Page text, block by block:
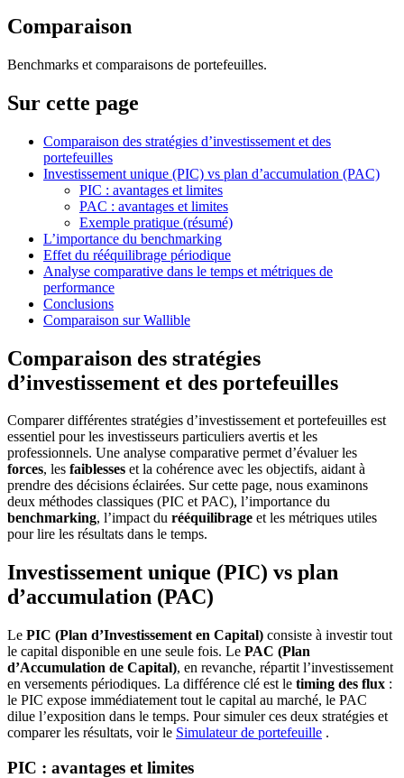
Comparaison
Benchmarks et comparaisons de portefeuilles.
Sur cette page
Comparaison des stratégies d’investissement et des
portefeuilles
Investissement unique (PIC) vs plan d’accumulation (PAC)
PIC : avantages et limites
PAC : avantages et limites
Exemple pratique (résumé)
L’importance du benchmarking
Effet du rééquilibrage périodique
Analyse comparative dans le temps et métriques de
performance
Conclusions
Comparaison sur Wallible
Comparaison des stratégies
d’investissement et des portefeuilles
Comparer différentes stratégies d’investissement et portefeuilles est
essentiel pour les investisseurs particuliers avertis et les
professionnels. Une analyse comparative permet d’évaluer les
forces, les faiblesses et la cohérence avec les objectifs, aidant à
prendre des décisions éclairées. Sur cette page, nous examinons
deux méthodes classiques (PIC et PAC), l’importance du
benchmarking, l’impact du rééquilibrage et les métriques utiles
pour lire les résultats dans le temps.
Investissement unique (PIC) vs plan
d’accumulation (PAC)
Le PIC (Plan d’Investissement en Capital) consiste à investir tout
le capital disponible en une seule fois. Le PAC (Plan
d’Accumulation de Capital), en revanche, répartit l’investissement
en versements périodiques. La différence clé est le timing des flux :
le PIC expose immédiatement tout le capital au marché, le PAC
dilue l’exposition dans le temps. Pour simuler ces deux stratégies et
comparer les résultats, voir le Simulateur de portefeuille .
PIC : avantages et limites